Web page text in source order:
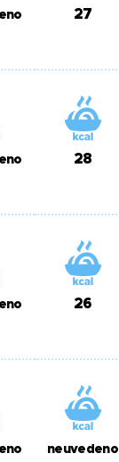
27
28
26
neuvedeno